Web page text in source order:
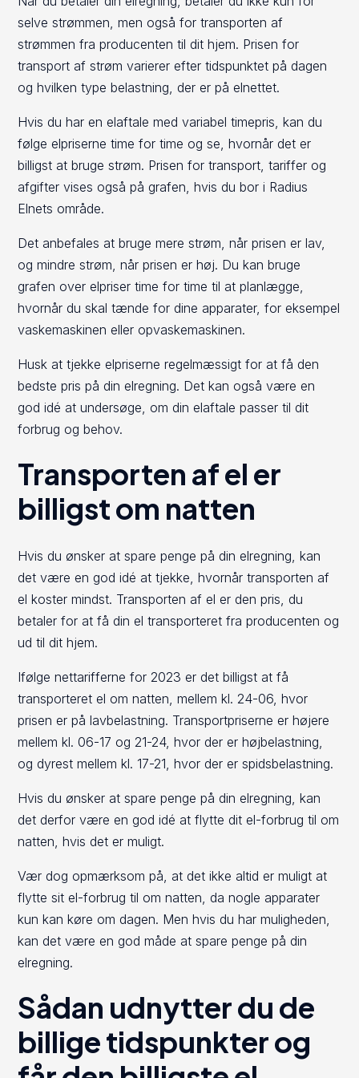
selve strømmen, men også for transporten af
strømmen fra producenten til dit hjem. Prisen for
transport af strøm varierer efter tidspunktet på dagen
og hvilken type belastning, der er på elnettet.
Hvis du har en elaftale med variabel timepris, kan du
følge elpriserne time for time og se, hvornår det er
billigst at bruge strøm. Prisen for transport, tariffer og
afgifter vises også på grafen, hvis du bor i Radius
Elnets område.
Det anbefales at bruge mere strøm, når prisen er lav,
og mindre strøm, når prisen er høj. Du kan bruge
grafen over elpriser time for time til at planlægge,
hvornår du skal tænde for dine apparater, for eksempel
vaskemaskinen eller opvaskemaskinen.
Husk at tjekke elpriserne regelmæssigt for at få den
bedste pris på din elregning. Det kan også være en
god idé at undersøge, om din elaftale passer til dit
forbrug og behov.
Transporten af el er
billigst om natten
Hvis du ønsker at spare penge på din elregning, kan
det være en god idé at tjekke, hvornår transporten af
el koster mindst. Transporten af el er den pris, du
betaler for at få din el transporteret fra producenten og
ud til dit hjem.
Ifølge nettarifferne for 2023 er det billigst at få
transporteret el om natten, mellem kl. 24-06, hvor
prisen er på lavbelastning. Transportpriserne er højere
mellem kl. 06-17 og 21-24, hvor der er højbelastning,
og dyrest mellem kl. 17-21, hvor der er spidsbelastning.
Hvis du ønsker at spare penge på din elregning, kan
det derfor være en god idé at flytte dit el-forbrug til om
natten, hvis det er muligt.
Vær dog opmærksom på, at det ikke altid er muligt at
flytte sit el-forbrug til om natten, da nogle apparater
kun kan køre om dagen. Men hvis du har muligheden,
kan det være en god måde at spare penge på din
elregning.
Sådan udnytter du de
billige tidspunkter og